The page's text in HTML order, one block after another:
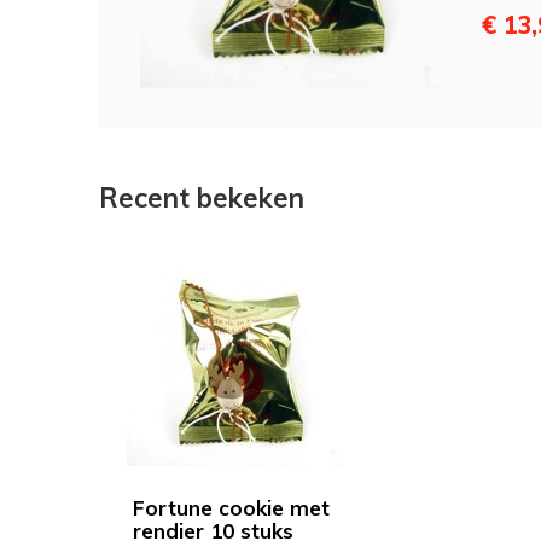
€
Recent bekeken
Fortune cookie met
rendier 10 stuks